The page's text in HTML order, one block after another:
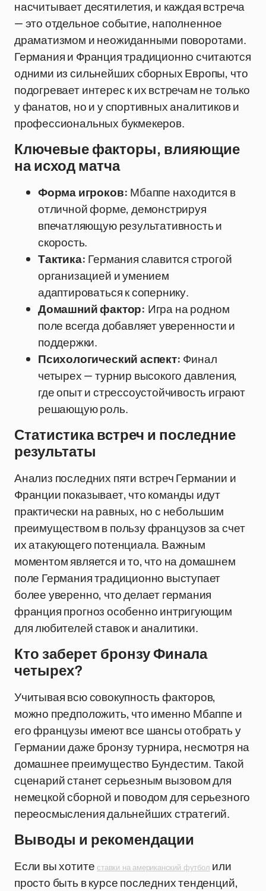
насчитывает десятилетия, и каждая встреча
— это отдельное событие, наполненное
драматизмом и неожиданными поворотами.
Германия и Франция традиционно считаются
одними из сильнейших сборных Европы, что
подогревает интерес к их встречам не только
у фанатов, но и у спортивных аналитиков и
профессиональных букмекеров.
Ключевые факторы, влияющие
на исход матча
Форма игроков: Мбаппе находится в
отличной форме, демонстрируя
впечатляющую результативность и
скорость.
Тактика: Германия славится строгой
организацией и умением
адаптироваться к сопернику.
Домашний фактор: Игра на родном
поле всегда добавляет уверенности и
поддержки.
Психологический аспект: Финал
четырех — турнир высокого давления,
где опыт и стрессоустойчивость играют
решающую роль.
Статистика встреч и последние
результаты
Анализ последних пяти встреч Германии и
Франции показывает, что команды идут
практически на равных, но с небольшим
преимуществом в пользу французов за счет
их атакующего потенциала. Важным
моментом является и то, что на домашнем
поле Германия традиционно выступает
более уверенно, что делает германия
франция прогноз особенно интригующим
для любителей ставок и аналитики.
Кто заберет бронзу Финала
четырех?
Учитывая всю совокупность факторов,
можно предположить, что именно Мбаппе и
его французы имеют все шансы отобрать у
Германии даже бронзу турнира, несмотря на
домашнее преимущество Бундестим. Такой
сценарий станет серьезным вызовом для
немецкой сборной и поводом для серьезного
переосмысления дальнейших стратегий.
Выводы и рекомендации
Если вы хотитеставки на американский футбол или
просто быть в курсе последних тенденций,